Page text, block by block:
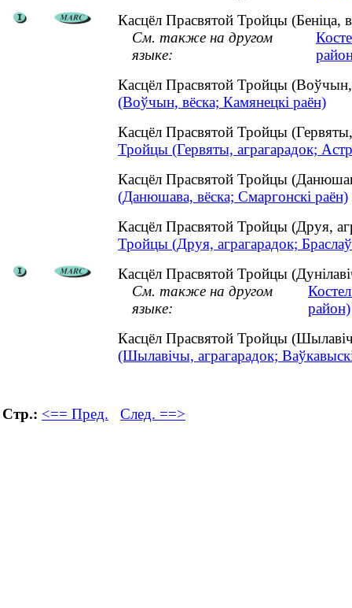
Касцёл Прасвятой Тройцы (Беніца,
См. также на другом
языке:
Касцёл Прасвятой Тройцы
(Воўчын, вёска; Камянецкі раён)
Касцёл Прасвятой Тройцы
Тройцы (Гервяты, аграгарадок;
Касцёл Прасвятой Тройцы
(Данюшава, вёска; Смаргонскі раён)
Касцёл Прасвятой Тройцы (Друя,
Тройцы (Друя, аграгарадок;
Касцёл Прасвятой Тройцы
См. также на другом
языке:
район)
Касцёл Прасвятой Тройцы
(Шылавічы, аграгарадок;
Стр.: <== Пред. След. ==>